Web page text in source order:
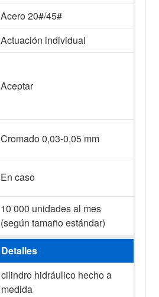
Acero 20#/45#
Actuación individual
Aceptar
Cromado 0,03-0,05 mm
En caso
10 000 unidades al mes
(según tamaño estándar)
Detalles
cilindro hidráulico hecho a
medida